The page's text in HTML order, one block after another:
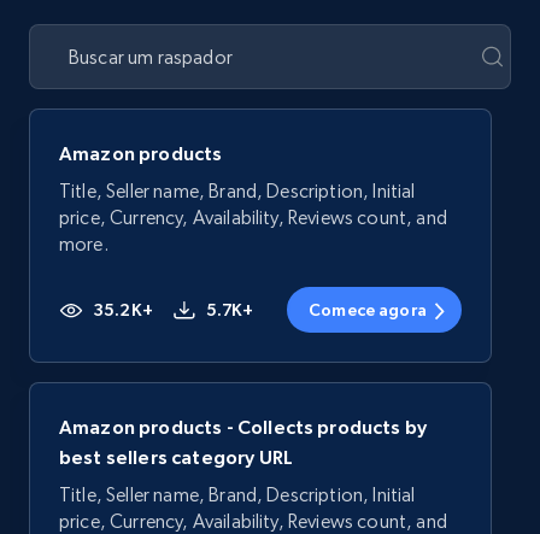
Amazon products
Title, Seller name, Brand, Description, Initial
price, Currency, Availability, Reviews count, and
more.
35.2K+ 5.7K+ Comece agora
Amazon products - Collects products by
best sellers category URL
Title, Seller name, Brand, Description, Initial
price, Currency, Availability, Reviews count, and